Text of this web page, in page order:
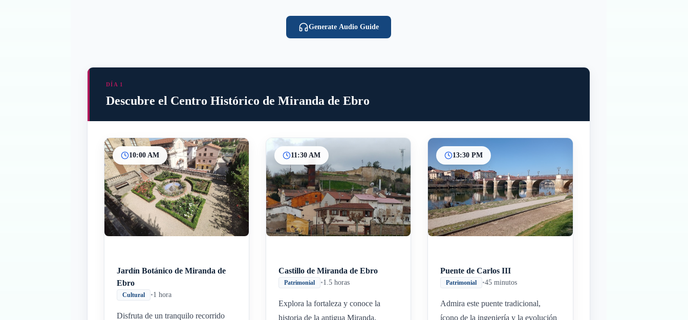
Generate Audio Guide
DÍA 1
Descubre el Centro Histórico de Miranda de Ebro
10:00 AM
Jardín Botánico de Miranda de
Ebro
Cultural •1 hora
Disfruta de un tranquilo recorrido
11:30 AM
Castillo de Miranda de Ebro
Patrimonial •1.5 horas
Explora la fortaleza y conoce la
historia de la antigua Miranda,
13:30 PM
Puente de Carlos III
Patrimonial •45 minutos
Admira este puente tradicional,
ícono de la ingeniería y la evolución